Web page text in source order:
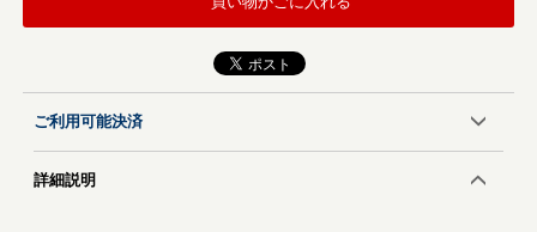
ご利用可能決済
詳細説明